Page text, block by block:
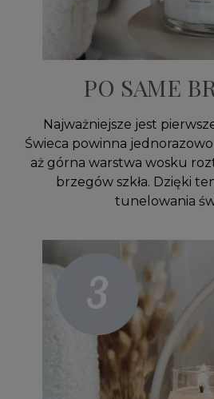
PO SAME
Najważniejsze jest
Świeca powinna
aż górna warstwa wosku
brzegów szkła. Dzięki
tunelowania